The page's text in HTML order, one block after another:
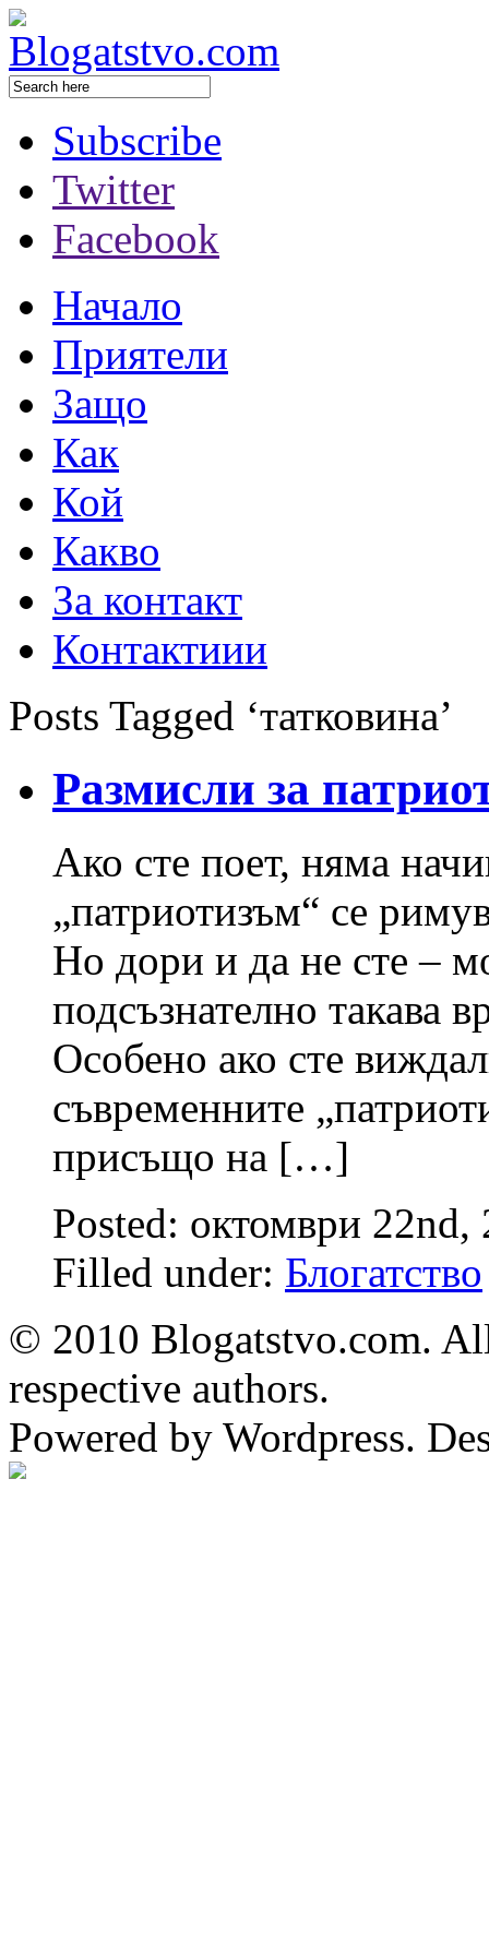
Subscribe
Twitter
Facebook
Начало
Приятели
Защо
Как
Кой
Какво
За контакт
Контактиии
Posts Tagged ‘татковина’
Размисли за
Ако сте поет, няма
„патриотизъм“ се
Но дори и да не сте –
подсъзнателно такава
Особено ако сте
съвременните
присъщо на […]
Posted: октомври
Filled under: Блогатство
© 2010 Blogatstvo.com.
respective authors.
Powered by Wordpress.